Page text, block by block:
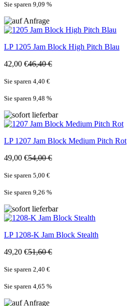
Sie sparen 9,09 %
LP1205 Jam Block High Pitch Blau
42,00 €46,40 €
Sie sparen 4,40 €
Sie sparen 9,48 %
LP1207 Jam Block Medium Pitch Rot
49,00 €54,00 €
Sie sparen 5,00 €
Sie sparen 9,26 %
LP1208-K Jam Block Stealth
49,20 €51,60 €
Sie sparen 2,40 €
Sie sparen 4,65 %